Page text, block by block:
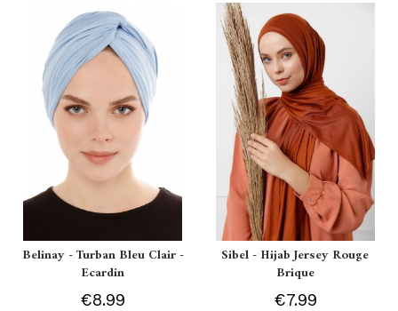
Belinay - Turban Bleu Clair -
Ecardin
€8.99
Sibel - Hijab Jersey Rouge
Brique
€7.99